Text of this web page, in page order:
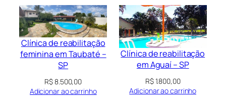
Clínica de reabilitação
feminina em Taubaté –
SP
R$8.500,00
Adicionar ao carrinho
Clínica de reabilitação
em Aguaí – SP
R$1.800,00
Adicionar ao carrinho